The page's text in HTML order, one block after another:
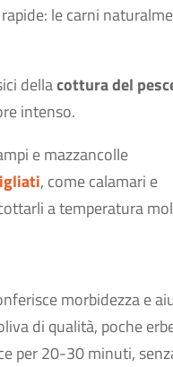
le carni
dellacottura del
intenso.
e mazzancolle
, come calamari e
a temperatura
morbidezza e
di qualità, poche
per 20-30 minuti,